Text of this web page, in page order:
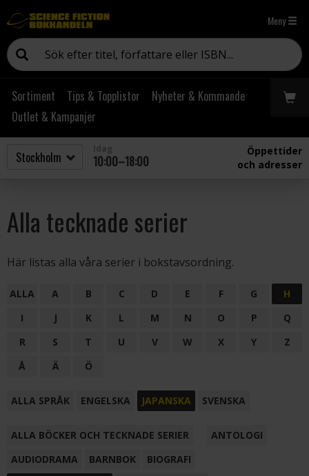
Meny
Sortiment Tips & Topplistor
Nyheter & Kommande
Outlet & Kampanjer
10:00–18:00
Öppettider
och adresser
Alla tecknade serier
Här listas alla våra serier i bokstavsordning.
ALLA A B C D E F G
H
I
J K L M N O P
Q
R
S T U V W X Y
Z
Å
Ä Ö
ALLA SPRÅK ENGELSKA JAPANSKA SVENSKA
ALLA BÖCKER OCH TECKNADE SERIER
ANTOLOGI
AUDIODRAMA
BARNBOK
BIOGRAFI